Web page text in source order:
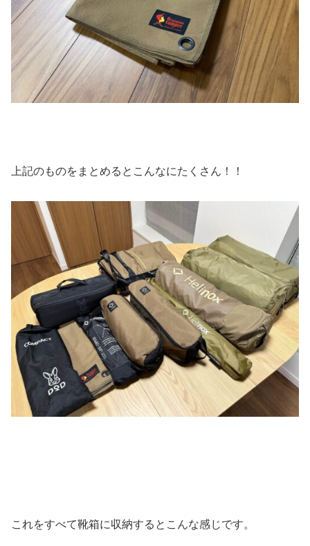
上記のものをまとめるとこんなにたくさん！！
これをすべて靴箱に収納するとこんな感じです。